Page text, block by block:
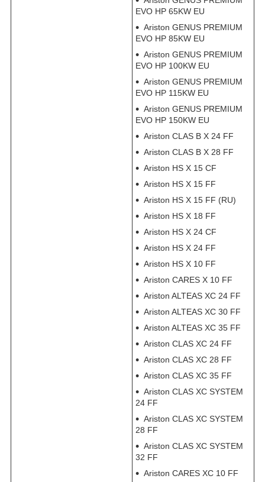
EVO HP 65KW EU
Ariston GENUS PREMIUM
EVO HP 85KW EU
Ariston GENUS PREMIUM
EVO HP 100KW EU
Ariston GENUS PREMIUM
EVO HP 115KW EU
Ariston GENUS PREMIUM
EVO HP 150KW EU
Ariston CLAS B X 24 FF
Ariston CLAS B X 28 FF
Ariston HS X 15 CF
Ariston HS X 15 FF
Ariston HS X 15 FF (RU)
Ariston HS X 18 FF
Ariston HS X 24 CF
Ariston HS X 24 FF
Ariston HS X 10 FF
Ariston CARES X 10 FF
Ariston ALTEAS XC 24 FF
Ariston ALTEAS XC 30 FF
Ariston ALTEAS XC 35 FF
Ariston CLAS XC 24 FF
Ariston CLAS XC 28 FF
Ariston CLAS XC 35 FF
Ariston CLAS XC SYSTEM
24 FF
Ariston CLAS XC SYSTEM
28 FF
Ariston CLAS XC SYSTEM
32 FF
Ariston CARES XC 10 FF